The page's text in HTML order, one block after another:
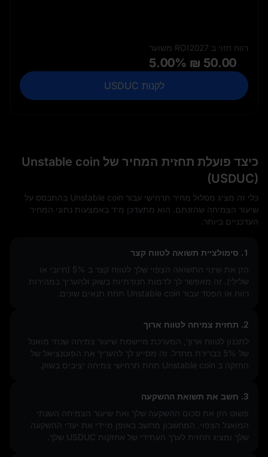
רווח חזוי ב 2027
₪ 50.00
ROI משוער
5.00%
לקנות USDUC
כיצד פועלת תחזית המחיר של Unstable coin
(USDUC)
כלי זה מציג מסלול מחיר תרחישי עבור Unstable coin בהתבסס על
שיעור הצמיחה שהזנתם. הוא מתעדכן מיד באמצעות נתוני המחיר
העדכניים ביותר.
1. סימולציית תשואה לטווח קצר
הזן את שינוי התשואה הצפוי שלך לטווח קצר ב 5% (חיובי או
שלילי). זה מאפשר לך לדמות תנודתיות בשוק ולהעריך במהירות
רווח או הפסד עבור Unstable coin תחת תנאים שונים.
2. תחזית צמיחה לטווח ארוך
לתכנון לטווח ארוך, המערכת מיישמת שיעור צמיחה שנתי מואנל
של 5% כברירת מחדל. זה מסייע לך להעריך את הפוטנציאל של
החזקה ב Unstable coin תחת תרחישי צמיחה יציבים בשוק.
3. חשב את תשואת ההשקעה
פשוט הזן את סכום ההשקעה שלך ואת שיעור הצמיחה השנתי
המואנל הצפוי. המחשבון מחשב באופן מיידי את יעדי ההשקעה
שלך ומציג תחזית לערך העתידי של אחזקות USDUC שלך.